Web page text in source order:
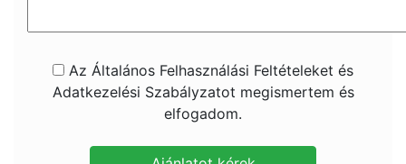
Az Általános Felhasználási Feltételeket és
Adatkezelési Szabályzatot megismertem és
elfogadom.